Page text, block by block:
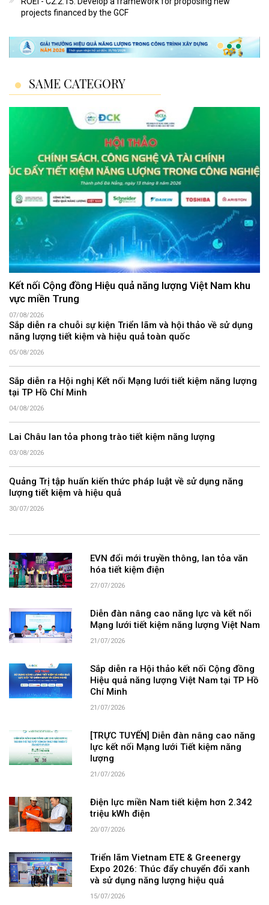
projects financed by the GCF
SAME CATEGORY
Kết nối Cộng đồng Hiệu quả năng lượng Việt Nam khu
vực miền Trung
07/08/2026
Sắp diễn ra chuỗi sự kiện Triển lãm và hội thảo về sử dụng
năng lượng tiết kiệm và hiệu quả toàn quốc
05/08/2026
Sắp diễn ra Hội nghị Kết nối Mạng lưới tiết kiệm năng lượng
tại TP Hồ Chí Minh
04/08/2026
Lai Châu lan tỏa phong trào tiết kiệm năng lượng
03/08/2026
Quảng Trị tập huấn kiến thức pháp luật về sử dụng năng
lượng tiết kiệm và hiệu quả
30/07/2026
EVN đổi mới truyền thông, lan tỏa văn
hóa tiết kiệm điện
27/07/2026
Diễn đàn nâng cao năng lực và kết nối
Mạng lưới tiết kiệm năng lượng Việt Nam
21/07/2026
Sắp diễn ra Hội thảo kết nối Cộng đồng
Hiệu quả năng lượng Việt Nam tại TP Hồ
Chí Minh
21/07/2026
[TRỰC TUYẾN] Diễn đàn nâng cao năng
lực kết nối Mạng lưới Tiết kiệm năng
lượng
21/07/2026
Điện lực miền Nam tiết kiệm hơn 2.342
triệu kWh điện
20/07/2026
Triển lãm Vietnam ETE & Greenergy
Expo 2026: Thúc đẩy chuyển đổi xanh
và sử dụng năng lượng hiệu quả
15/07/2026